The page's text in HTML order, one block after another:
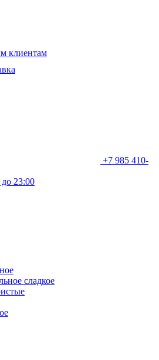
клиентам
+7 985 410-
23:00
сладкое